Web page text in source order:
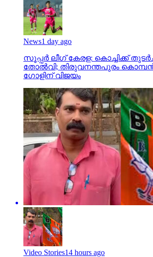
News1 day ago
സൂപ്പര്‍ ലീഗ് കേരള: കൊച്ചിക്ക്
തോല്‍വി; തിരുവനന്തപുരം
ഗോളിന് വിജയം
Video Stories14 hours ago